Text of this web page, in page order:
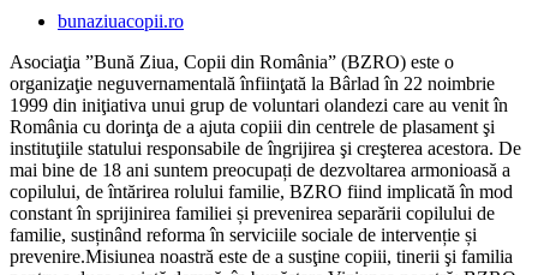
bunaziuacopii.ro
Asociaţia ”Bună Ziua, Copii din România” (BZRO) este o
organizaţie neguvernamentală înfiinţată la Bârlad în 22 noimbrie
1999 din iniţiativa unui grup de voluntari olandezi care au venit în
România cu dorinţa de a ajuta copiii din centrele de plasament şi
instituţiile statului responsabile de îngrijirea şi creşterea acestora. De
mai bine de 18 ani suntem preocupați de dezvoltarea armonioasă a
copilului, de întărirea rolului familie, BZRO fiind implicată în mod
constant în sprijinirea familiei și prevenirea separării copilului de
familie, susținând reforma în serviciile sociale de intervenție și
prevenire.Misiunea noastră este de a susţine copiii, tinerii şi familia